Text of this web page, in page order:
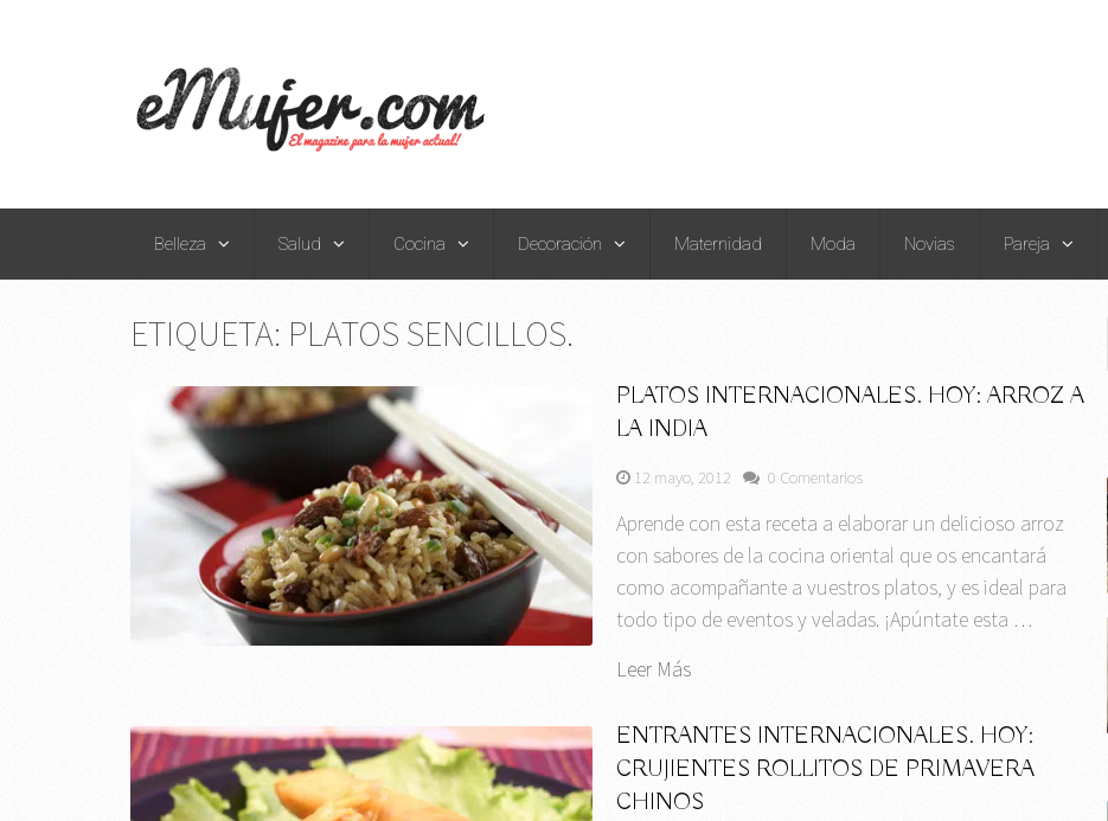
Belleza Salud Cocina Decoración Maternidad Moda Novias Pareja
ETIQUETA: PLATOS SENCILLOS.
PLATOS INTERNACIONALES. HOY: ARROZ A
LA INDIA
12 mayo, 2012 0 Comentarios
Aprende con esta receta a elaborar un delicioso arroz
con sabores de la cocina oriental que os encantará
como acompañante a vuestros platos, y es ideal para
todo tipo de eventos y veladas. ¡Apúntate esta …
Leer Más
ENTRANTES INTERNACIONALES. HOY:
CRUJIENTES ROLLITOS DE PRIMAVERA
CHINOS